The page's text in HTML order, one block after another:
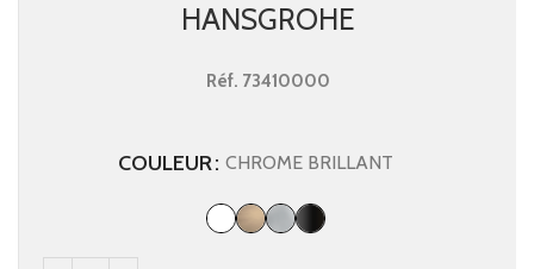
HANSGROHE
Réf. 73410000
COULEUR CHROME BRILLANT